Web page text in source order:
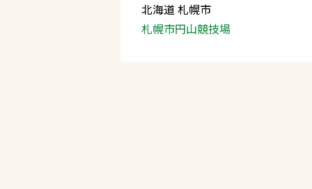
北海道 札幌市
札幌市円山競技場